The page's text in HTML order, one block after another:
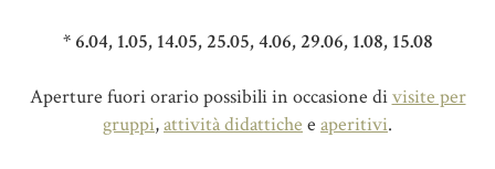
* 6.04, 1.05, 14.05, 25.05, 4.06, 29.06, 1.08, 15.08
Aperture fuori orario possibili in occasione divisite per
gruppi,attività didattiche e aperitivi.